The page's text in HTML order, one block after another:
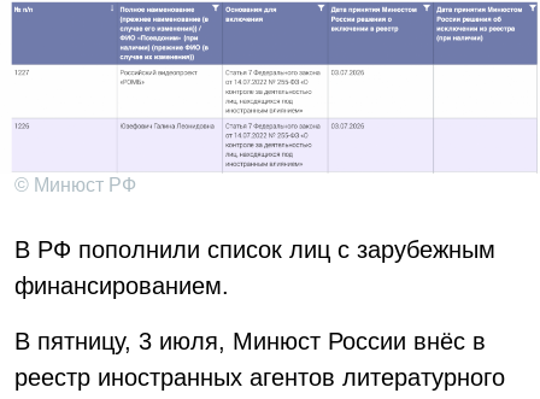
© Минюст РФ
В РФ пополнили список лиц с зарубежным
финансированием.
В пятницу, 3 июля, Минюст России внёс в
реестр иностранных агентов литературного